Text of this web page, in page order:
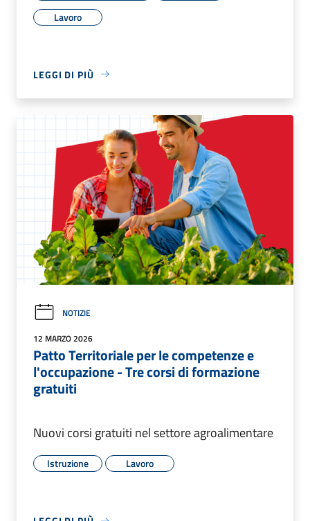
Lavoro
LEGGI DI PIÙ
NOTIZIE
12 MARZO 2026
Patto Territoriale per le competenze e
l'occupazione - Tre corsi di formazione
gratuiti
Nuovi corsi gratuiti nel settore agroalimentare
Istruzione Lavoro